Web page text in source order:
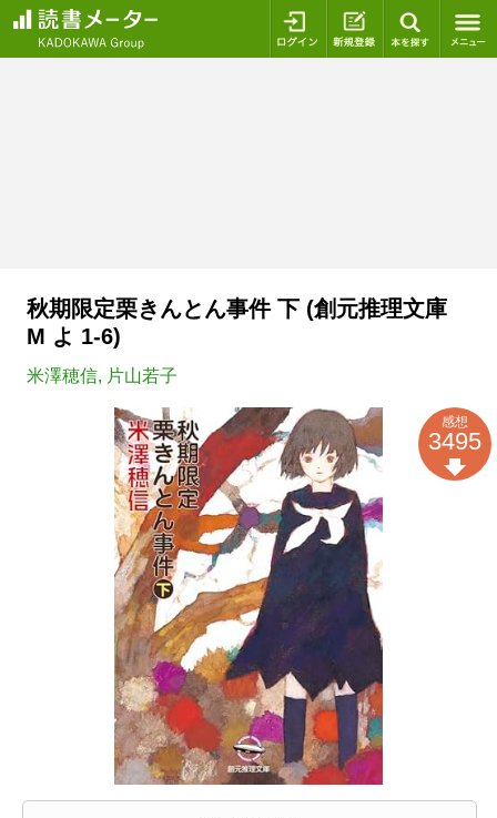
ログイン 新規登録
秋期限定栗きんとん事件 下 (創元推理文庫
M よ 1-6)
米澤穂信, 片山若子
感想
3495